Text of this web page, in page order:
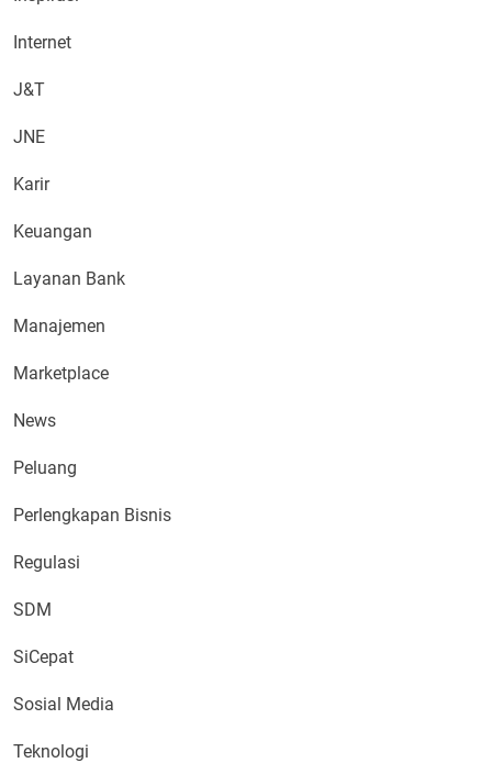
Internet
J&T
JNE
Karir
Keuangan
Layanan Bank
Manajemen
Marketplace
News
Peluang
Perlengkapan Bisnis
Regulasi
SDM
SiCepat
Sosial Media
Teknologi